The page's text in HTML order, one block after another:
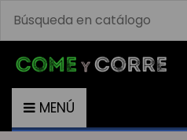
MENÚ